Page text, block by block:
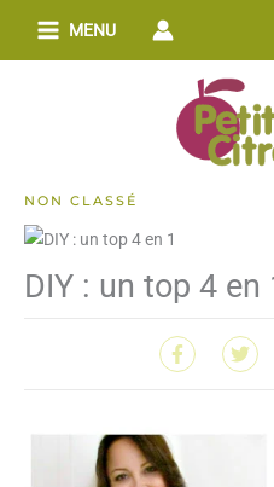
MENU
NON CLASSÉ
DIY : un top 4 en